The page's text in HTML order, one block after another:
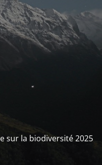
sur la biodiversité 2025